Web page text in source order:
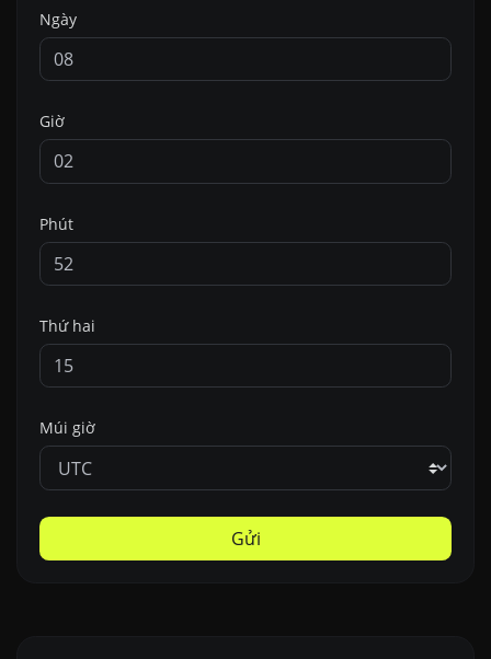
Ngày
Giờ
Phút
Thứ hai
Múi giờ
Gửi